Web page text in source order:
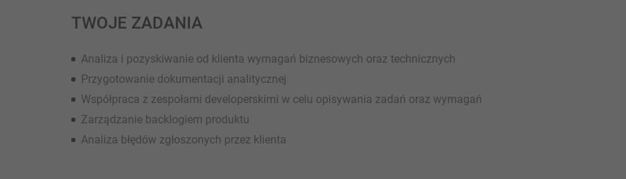
TWOJE ZADANIA
Analiza i pozyskiwanie od klienta wymagań biznesowych oraz technicznych
Przygotowanie dokumentacji analitycznej
Współpraca z zespołami developerskimi w celu opisywania zadań oraz wymagań
Zarządzanie backlogiem produktu
Analiza błędów zgłoszonych przez klienta